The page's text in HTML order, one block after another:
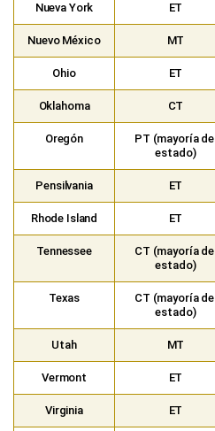
Nueva York ET
Nuevo México MT
Ohio ET
Oklahoma CT
Oregón
PT (mayoría del
estado)
Pensilvania ET
Rhode Island ET
Tennessee
CT (mayoría del
estado)
Texas
CT (mayoría del
estado)
Utah MT
Vermont ET
Virginia ET